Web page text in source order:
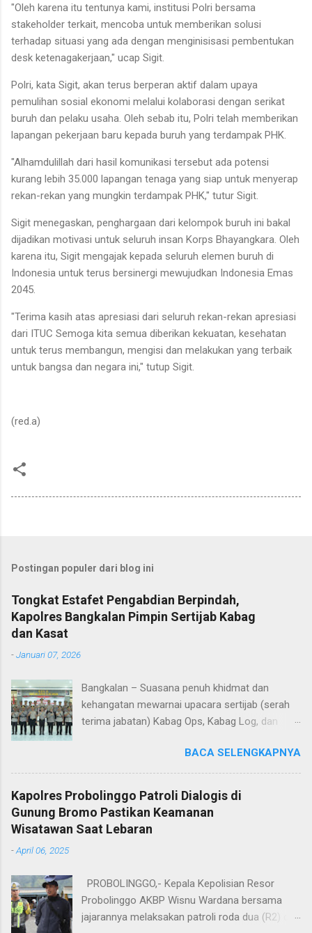
"Oleh karena itu tentunya kami, institusi Polri bersama
stakeholder terkait, mencoba untuk memberikan solusi
terhadap situasi yang ada dengan menginisisasi pembentukan
desk ketenagakerjaan," ucap Sigit.
Polri, kata Sigit, akan terus berperan aktif dalam upaya
pemulihan sosial ekonomi melalui kolaborasi dengan serikat
buruh dan pelaku usaha. Oleh sebab itu, Polri telah memberikan
lapangan pekerjaan baru kepada buruh yang terdampak PHK.
"Alhamdulillah dari hasil komunikasi tersebut ada potensi
kurang lebih 35.000 lapangan tenaga yang siap untuk menyerap
rekan-rekan yang mungkin terdampak PHK," tutur Sigit.
Sigit menegaskan, penghargaan dari kelompok buruh ini bakal
dijadikan motivasi untuk seluruh insan Korps Bhayangkara. Oleh
karena itu, Sigit mengajak kepada seluruh elemen buruh di
Indonesia untuk terus bersinergi mewujudkan Indonesia Emas
2045.
"Terima kasih atas apresiasi dari seluruh rekan-rekan apresiasi
dari ITUC Semoga kita semua diberikan kekuatan, kesehatan
untuk terus membangun, mengisi dan melakukan yang terbaik
untuk bangsa dan negara ini," tutup Sigit.
(red.a)
Postingan populer dari blog ini
Tongkat Estafet Pengabdian Berpindah,
Kapolres Bangkalan Pimpin Sertijab Kabag
dan Kasat
-Januari 07, 2026
Bangkalan – Suasana penuh khidmat dan
kehangatan mewarnai upacara sertijab (serah
terima jabatan) Kabag Ops, Kabag Log, dan
Aula Sarja Arya Racana Polres Bangkalan, Rabu
(07/01/2026). Upacara tersebut menjadi
momen penting bagi jajaran Polres Bangkalan,
bukan hanya sebagai pergantian jabatan
struktural, tetapi juga sebagai bentuk regenerasi
jabatan Kabag Log Polres Bangkalan untuk
mengemban amanah baru sebagai Wakapolres
Sampang. Jabatan Kabag Log Polres Bangkalan
BACA SELENGKAPNYA
Kapolres Probolinggo Patroli Dialogis di
Gunung Bromo Pastikan Keamanan
Wisatawan Saat Lebaran
-April 06, 2025
PROBOLINGGO,- Kepala Kepolisian Resor
Probolinggo AKBP Wisnu Wardana bersama
jajarannya melaksakan patroli roda dua (R2) di